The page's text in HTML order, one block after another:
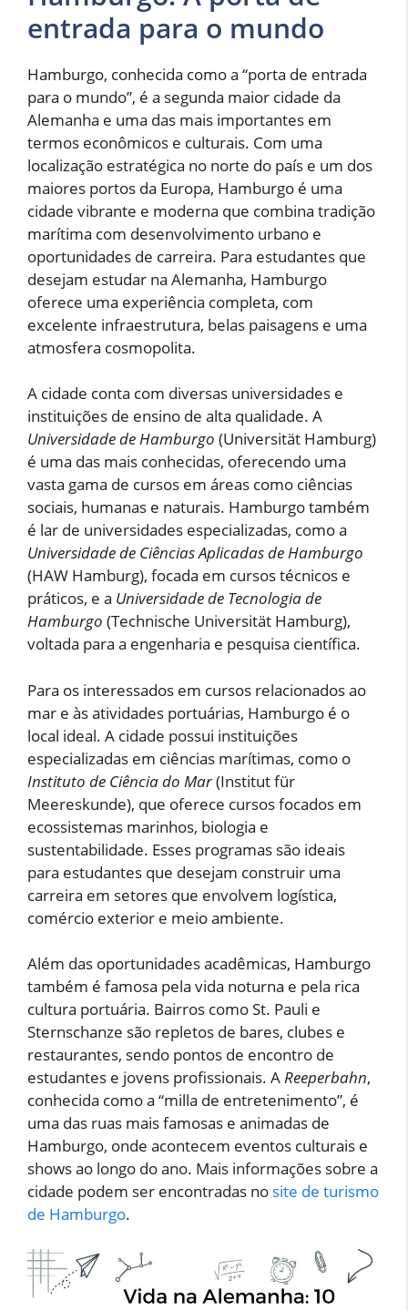
entrada para o mundo
Hamburgo, conhecida como a “porta de entrada
para o mundo”, é a segunda maior cidade da
Alemanha e uma das mais importantes em
termos econômicos e culturais. Com uma
localização estratégica no norte do país e um dos
maiores portos da Europa, Hamburgo é uma
cidade vibrante e moderna que combina tradição
marítima com desenvolvimento urbano e
oportunidades de carreira. Para estudantes que
desejam estudar na Alemanha, Hamburgo
oferece uma experiência completa, com
excelente infraestrutura, belas paisagens e uma
atmosfera cosmopolita.
A cidade conta com diversas universidades e
instituições de ensino de alta qualidade. A
Universidade de Hamburgo (Universität Hamburg)
é uma das mais conhecidas, oferecendo uma
vasta gama de cursos em áreas como ciências
sociais, humanas e naturais. Hamburgo também
é lar de universidades especializadas, como a
Universidade de Ciências Aplicadas de Hamburgo
(HAW Hamburg), focada em cursos técnicos e
práticos, e a Universidade de Tecnologia de
Hamburgo (Technische Universität Hamburg),
voltada para a engenharia e pesquisa científica.
Para os interessados em cursos relacionados ao
mar e às atividades portuárias, Hamburgo é o
local ideal. A cidade possui instituições
especializadas em ciências marítimas, como o
Instituto de Ciência do Mar(Institut für
Meereskunde), que oferece cursos focados em
ecossistemas marinhos, biologia e
sustentabilidade. Esses programas são ideais
para estudantes que desejam construir uma
carreira em setores que envolvem logística,
comércio exterior e meio ambiente.
Além das oportunidades acadêmicas, Hamburgo
também é famosa pela vida noturna e pela rica
cultura portuária. Bairros como St. Pauli e
Sternschanze são repletos de bares, clubes e
restaurantes, sendo pontos de encontro de
estudantes e jovens profissionais. AReeperbahn,
conhecida como a “milla de entretenimento”, é
uma das ruas mais famosas e animadas de
Hamburgo, onde acontecem eventos culturais e
shows ao longo do ano. Mais informações sobre a
cidade podem ser encontradas no site de turismo
de Hamburgo.